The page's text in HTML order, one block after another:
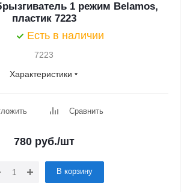
1 режим Belamos,
пластик 7223
Есть в наличии
7223
Характеристики
Сравнить
780 руб./шт
В корзину